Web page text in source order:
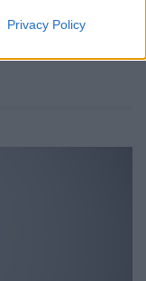
Privacy Policy